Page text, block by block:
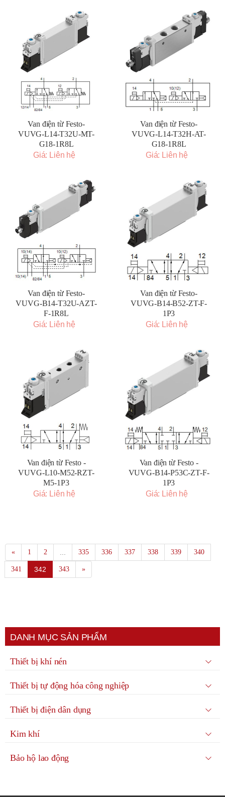
Van điện từ Festo-
VUVG-L14-T32U-MT-
G18-1R8L
Giá: Liên hệ
Van điện từ Festo-
VUVG-L14-T32H-AT-
G18-1R8L
Giá: Liên hệ
Van điện từ Festo-
VUVG-B14-T32U-AZT-
F-1R8L
Giá: Liên hệ
Van điện từ Festo-
VUVG-B14-B52-ZT-F-
1P3
Giá: Liên hệ
Van điện từ Festo -
VUVG-L10-M52-RZT-
M5-1P3
Giá: Liên hệ
Van điện từ Festo -
VUVG-B14-P53C-ZT-F-
1P3
Giá: Liên hệ
« 1 2 335 336 337 338 339 340
341 342 343 »
DANH MỤC SẢN PHẨM
Thiết bị khí nén
Thiết bị tự động hóa công nghiệp
Thiết bị điện dân dụng
Kim khí
Bảo hộ lao động